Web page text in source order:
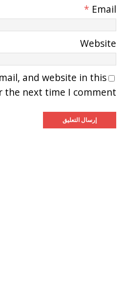
Email
*
Website
and website in this
the next time I comment.